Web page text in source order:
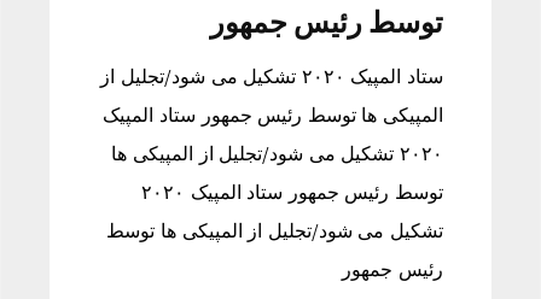
توسط رئیس جمهور
ستاد المپیک ۲۰۲۰ تشکیل می شود/تجلیل از
المپیکی ها توسط رئیس جمهور ستاد المپیک
۲۰۲۰ تشکیل می شود/تجلیل از المپیکی ها
توسط رئیس جمهور ستاد المپیک ۲۰۲۰
تشکیل می شود/تجلیل از المپیکی ها توسط
رئیس جمهور